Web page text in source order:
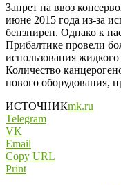
Запрет на ввоз
июне 2015 года из-за
бензпирен. Однако к
Прибалтике провели
использования
Количество
нового оборудования,
ИСТОЧНИКmk.ru
Telegram
VK
Email
Copy URL
Print